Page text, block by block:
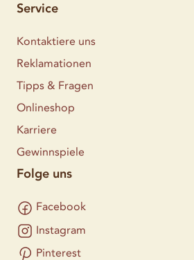
Service
Kontaktiere uns
Reklamationen
Tipps & Fragen
Onlineshop
Karriere
Gewinnspiele
Folge uns
Facebook
Instagram
Pinterest